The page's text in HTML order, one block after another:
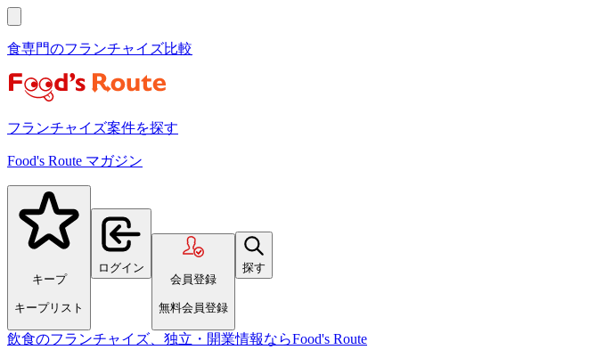
食専門のフランチャイズ比較
フランチャイズ案件を探す
Food's Route マガジン
キープ
キープリスト
ログイン
会員登録
無料会員登録
探す
飲食のフランチャイズ、独立・開業情報ならFood's Route